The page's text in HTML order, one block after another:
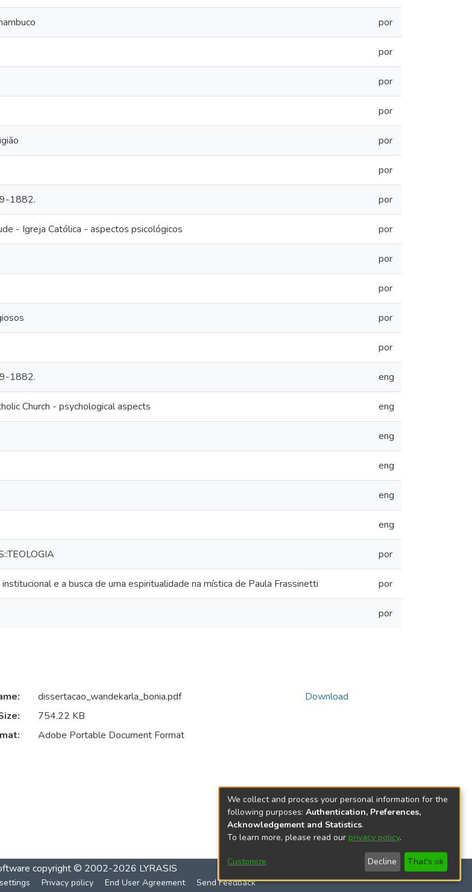
por
por
por
por
por
por
1882. por
- Igreja Católica - aspectos psicológicos por
por
por
por
por
1882. eng
Church - psychological aspects eng
eng
eng
eng
eng
por
e a busca de uma espiritualidade na mística de Paula Frassinetti por
por
dissertacao_wandekarla_bonia.pdf
754.22 KB
Adobe Portable Document Format
Download
copyright © 2002-2026 LYRASIS
Privacy policy End User Agreement Send Feedback
We collect and process your personal information for the
following purposes: Authentication, Preferences,
Acknowledgement and Statistics.
To learn more, please read our privacy policy.
Customize Decline That's ok